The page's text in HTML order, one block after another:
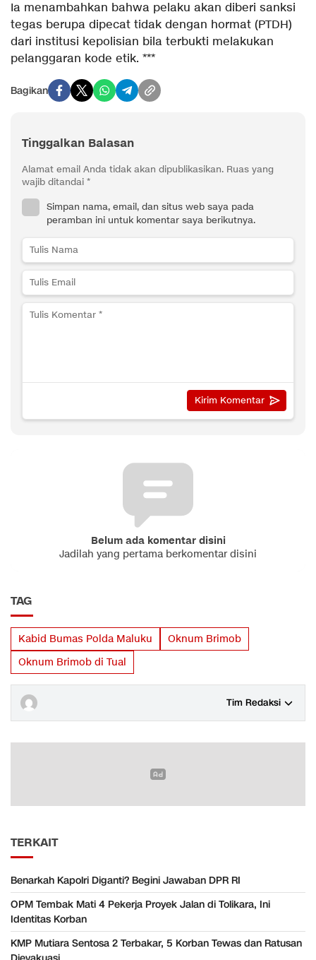
Ia menambahkan bahwa pelaku akan diberi sanksi
tegas berupa dipecat tidak dengan hormat (PTDH)
dari institusi kepolisian bila terbukti melakukan
pelanggaran kode etik. ***
Bagikan
Tinggalkan Balasan
Alamat email Anda tidak akan dipublikasikan. Ruas yang
wajib ditandai *
Simpan nama, email, dan situs web saya pada
peramban ini untuk komentar saya berikutnya.
Belum ada komentar disini
Jadilah yang pertama berkomentar disini
TAG
Kabid Bumas Polda Maluku
Oknum Brimob
Oknum Brimob di Tual
Tim Redaksi
TERKAIT
Benarkah Kapolri Diganti? Begini Jawaban DPR RI
OPM Tembak Mati 4 Pekerja Proyek Jalan di Tolikara, Ini
Identitas Korban
KMP Mutiara Sentosa 2 Terbakar, 5 Korban Tewas dan Ratusan